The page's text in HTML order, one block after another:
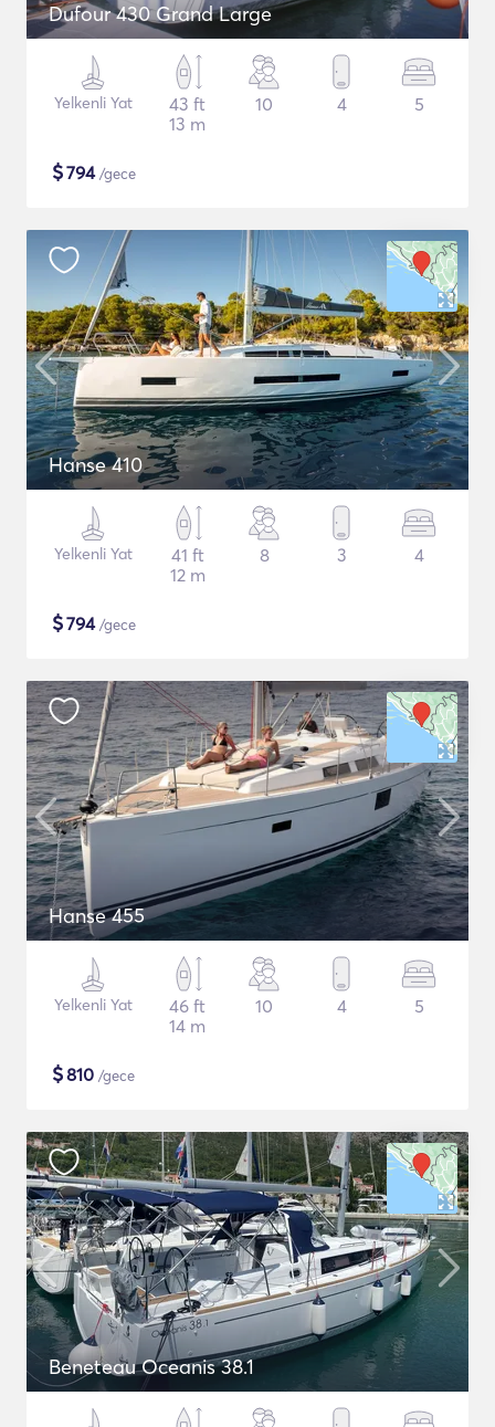
Dufour 430 Grand Large
Yelkenli Yat
43 ft
13 m
10 4 5
$794/gece
Hanse 410
Yelkenli Yat
41 ft
12 m
8 3 4
$794/gece
Hanse 455
Yelkenli Yat
46 ft
14 m
10 4 5
$810 /gece
Beneteau Oceanis 38.1